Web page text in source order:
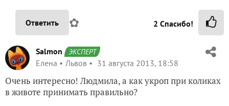
Ответить ✿ 2 Спасибо!
Salmon ЭКСПЕРТ
Елена Львов 31 августа 2013, 18:58
Очень интересно! Людмила, а как укроп при коликах
в животе принимать правильно?